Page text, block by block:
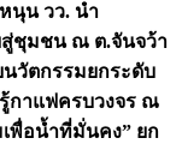
นุน วว. นำ
สู่ชุมชน ณ ต.จันจว้า
วัตกรรมยกระดับ
กาแฟครบวงจร ณ
พื่อน้ำที่มั่นคง” ยก